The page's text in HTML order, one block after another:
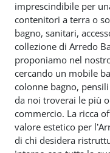
imprescindibile per
contenitori a terra o
bagno, sanitari,
collezione di Arredo
proponiamo nel
cercando un mobile
colonne bagno,
da noi troverai le più
commercio. La ricca
valore estetico per
di chi desidera